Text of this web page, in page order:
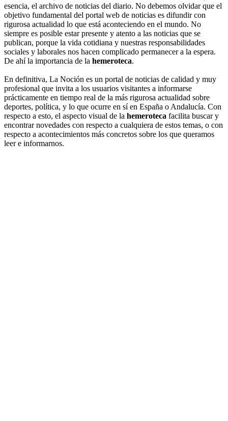
esencia, el archivo de noticias del diario. No debemos olvidar que el
objetivo fundamental del portal web de noticias es difundir con
rigurosa actualidad lo que está aconteciendo en el mundo. No
siempre es posible estar presente y atento a las noticias que se
publican, porque la vida cotidiana y nuestras responsabilidades
sociales y laborales nos hacen complicado permanecer a la espera.
De ahí la importancia de la hemeroteca.
En definitiva, La Noción es un portal de noticias de calidad y muy
profesional que invita a los usuarios visitantes a informarse
prácticamente en tiempo real de la más rigurosa actualidad sobre
deportes, política, y lo que ocurre en sí en España o Andalucía. Con
respecto a esto, el aspecto visual de la hemeroteca facilita buscar y
encontrar novedades con respecto a cualquiera de estos temas, o con
respecto a acontecimientos más concretos sobre los que queramos
leer e informarnos.